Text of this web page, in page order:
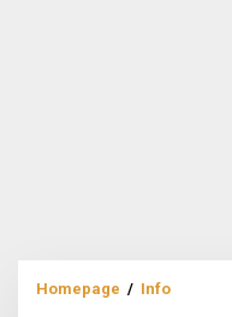
Homepage / InfoLakukan